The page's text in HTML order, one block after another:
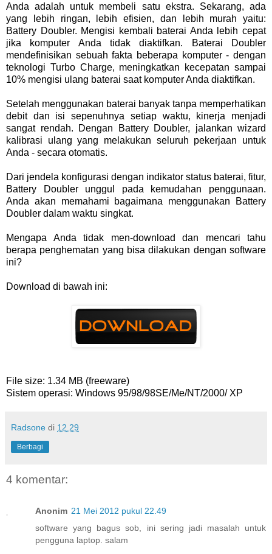
Anda adalah untuk membeli satu ekstra. Sekarang, ada
yang lebih ringan, lebih efisien, dan lebih murah yaitu:
Battery Doubler. Mengisi kembali baterai Anda lebih cepat
jika komputer Anda tidak diaktifkan. Baterai Doubler
mendefinisikan sebuah fakta beberapa komputer - dengan
teknologi Turbo Charge, meningkatkan kecepatan sampai
10% mengisi ulang baterai saat komputer Anda diaktifkan.
Setelah menggunakan baterai banyak tanpa memperhatikan
debit dan isi sepenuhnya setiap waktu, kinerja menjadi
sangat rendah. Dengan Battery Doubler, jalankan wizard
kalibrasi ulang yang melakukan seluruh pekerjaan untuk
Anda - secara otomatis.
Dari jendela konfigurasi dengan indikator status baterai, fitur,
Battery Doubler unggul pada kemudahan penggunaan.
Anda akan memahami bagaimana menggunakan Battery
Doubler dalam waktu singkat.
Mengapa Anda tidak men-download dan mencari tahu
berapa penghematan yang bisa dilakukan dengan software
ini?
Download di bawah ini:
File size: 1.34 MB (freeware)
Sistem operasi: Windows 95/98/98SE/Me/NT/2000/ XP
Radsone di 12.29
Berbagi
4 komentar:
Anonim 21 Mei 2012 pukul 22.49
software yang bagus sob, ini sering jadi masalah untuk
pengguna laptop. salam